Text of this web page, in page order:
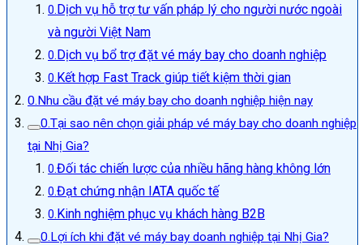
Dịch vụ hỗ trợ tư vấn pháp lý cho người nước ngoài
và người Việt Nam
Dịch vụ bổ trợ đặt vé máy bay cho doanh nghiệp
Kết hợp Fast Track giúp tiết kiệm thời gian
Nhu cầu đặt vé máy bay cho doanh nghiệp hiện nay
Tại sao nên chọn giải pháp vé máy bay cho doanh nghiệp
tại Nhị Gia?
Đối tác chiến lược của nhiều hãng hàng không lớn
Đạt chứng nhận IATA quốc tế
Kinh nghiệm phục vụ khách hàng B2B
Lợi ích khi đặt vé máy bay doanh nghiệp tại Nhị Gia?